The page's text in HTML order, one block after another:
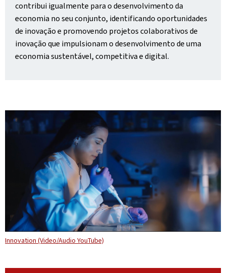
contribui igualmente para o desenvolvimento da
economia no seu conjunto, identificando oportunidades
de inovação e promovendo projetos colaborativos de
inovação que impulsionam o desenvolvimento de uma
economia sustentável, competitiva e digital.
Innovation (Video/Audio YouTube)